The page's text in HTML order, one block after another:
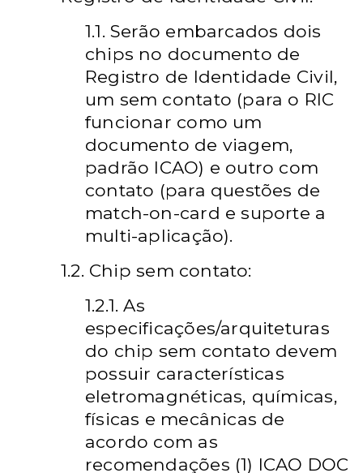
1.1. Serão embarcados dois
chips no documento de
Registro de Identidade Civil,
um sem contato (para o RIC
funcionar como um
documento de viagem,
padrão ICAO) e outro com
contato (para questões de
match-on-card e suporte a
multi-aplicação).
1.2. Chip sem contato:
1.2.1. As
especificações/arquiteturas
do chip sem contato devem
possuir características
eletromagnéticas, químicas,
físicas e mecânicas de
acordo com as
recomendações (1) ICAO DOC